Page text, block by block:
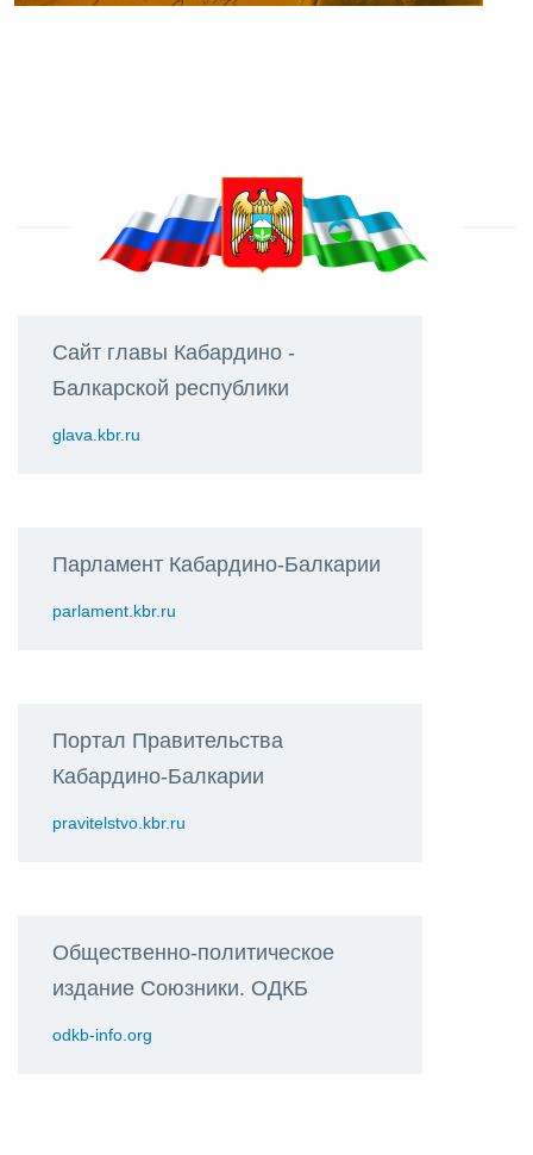
Сайт главы Кабардино -
Балкарской республики
glava.kbr.ru
Парламент Кабардино-Балкарии
parlament.kbr.ru
Портал Правительства
Кабардино-Балкарии
pravitelstvo.kbr.ru
Общественно-политическое
издание Союзники. ОДКБ
odkb-info.org